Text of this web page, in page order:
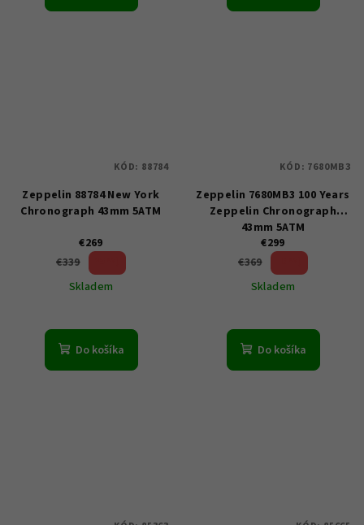
Zeppelin 88784 New York
Chronograph 43mm 5ATM
€269
€339
Skladem
Do košíka
KÓD: 88784
Zeppelin 7680MB3 100 Years
Zeppelin Chronograph
43mm 5ATM
€299
€369
Skladem
Do košíka
KÓD: 7680MB3